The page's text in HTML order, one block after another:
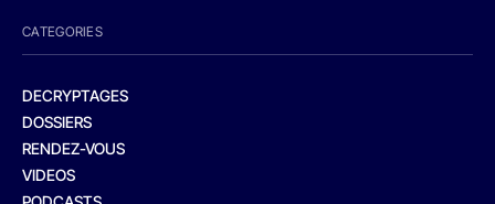
CATEGORIES
DECRYPTAGES
DOSSIERS
RENDEZ-VOUS
VIDEOS